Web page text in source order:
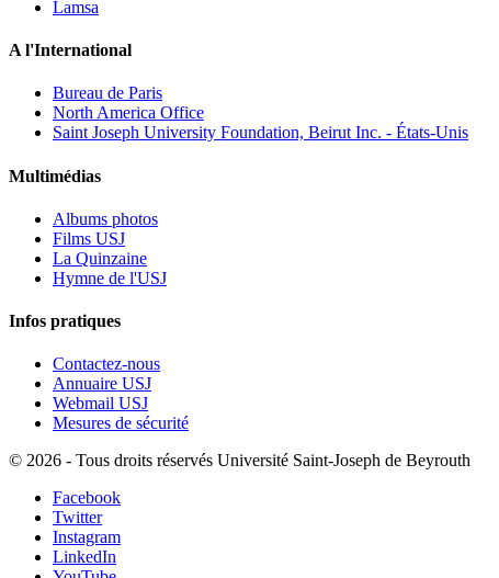
Lamsa
A l'International
Bureau de Paris
North America Office
Saint Joseph University Foundation, Beirut Inc. - États-Unis
Multimédias
Albums photos
Films USJ
La Quinzaine
Hymne de l'USJ
Infos pratiques
Contactez-nous
Annuaire USJ
Webmail USJ
Mesures de sécurité
© 2026 - Tous droits réservés Université Saint-Joseph de Beyrouth
Facebook
Twitter
Instagram
LinkedIn